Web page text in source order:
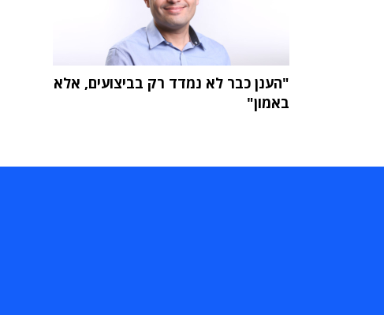
"הענן כבר לא נמדד רק בביצועים, אלא
באמון"